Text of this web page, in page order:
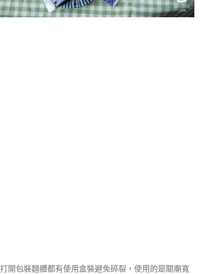
打開包裝麵體都有使用盒裝避免碎裂，使用的是關廟寬